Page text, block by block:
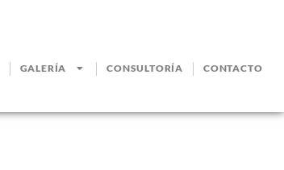
GALERÍA CONSULTORÍA CONTACTO